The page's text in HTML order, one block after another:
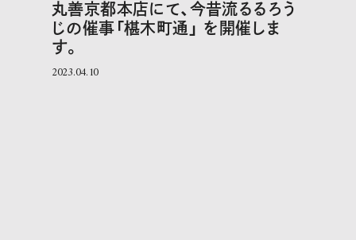
丸善京都本店にて、今昔流るるろう
じの催事「椹木町通」 を開催しま
す。
2023.04.10